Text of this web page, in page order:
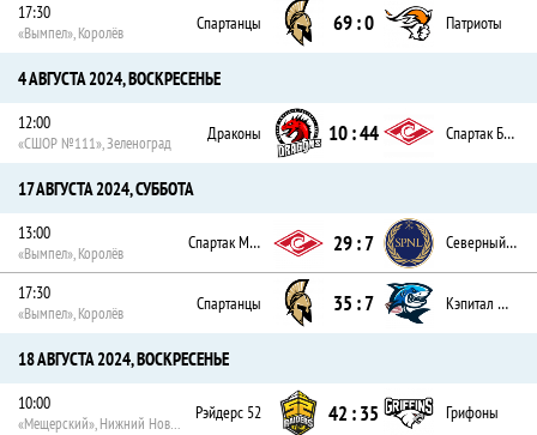
17:30
«Вымпел», Королёв Спартанцы 69 : 0 Патриоты
4 АВГУСТА 2024, ВОСКРЕСЕНЬЕ
12:00
«СШОР №111», Зеленоград Драконы 10 : 44 Спартак Брянск
17 АВГУСТА 2024, СУББОТА
13:00
«Вымпел», Королёв Спартак Москва 29 : 7 Северный Легион
17:30
«Вымпел», Королёв Спартанцы 35 : 7 Кэпитал Шаркс
18 АВГУСТА 2024, ВОСКРЕСЕНЬЕ
10:00
«Мещерский», Нижний Новгород Рэйдерс 52 42 : 35 Грифоны